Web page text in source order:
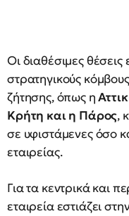
Οι διαθέσιμες
στρατηγικούς
ζήτησης, όπως η
Κρήτη και η Πάρος,
σε υφιστάμενες όσο
εταιρείας.
Για τα κεντρικά και
εταιρεία εστιάζει